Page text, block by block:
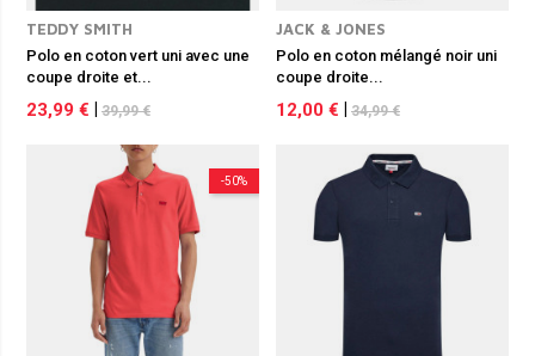
TEDDY SMITH
Polo en coton vert uni avec une
coupe droite et...
23,99 € 39,99 €
JACK & JONES
Polo en coton mélangé noir uni
coupe droite...
12,00 € 34,99 €
-50%